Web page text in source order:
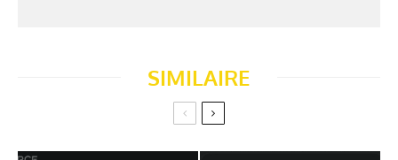
SIMILAIRE